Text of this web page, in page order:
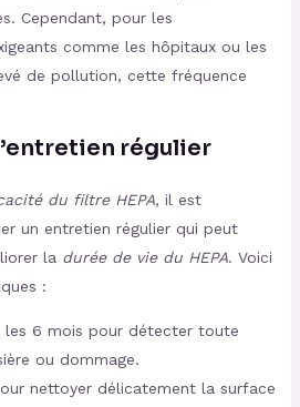
Cependant, pour les
comme les hôpitaux ou les
de pollution, cette fréquence
régulier
du filtre HEPA, il est
un entretien régulier qui peut
la durée de vie du HEPA. Voici
:
6 mois pour détecter toute
ou dommage.
nettoyer délicatement la surface